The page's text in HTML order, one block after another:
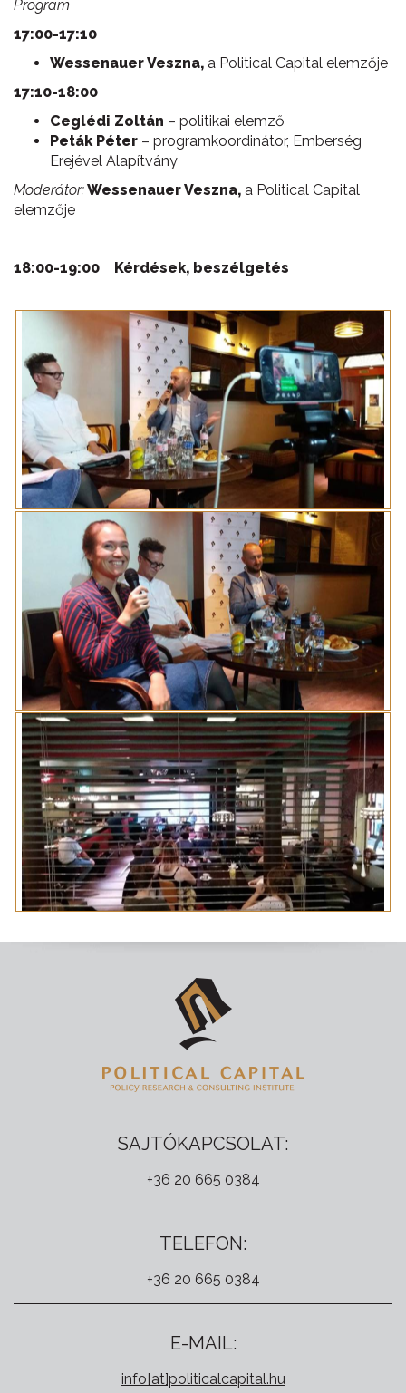
Program
17:00-17:10
Wessenauer Veszna, a Political Capital elemzője
17:10-18:00
Ceglédi Zoltán – politikai elemző
Peták Péter – programkoordinátor, Emberség
Erejével Alapítvány
Moderátor:Wessenauer Veszna, a Political Capital
elemzője
18:00-19:00 Kérdések, beszélgetés
SAJTÓKAPCSOLAT:
+36 20 665 0384
TELEFON:
+36 20 665 0384
E-MAIL:
info[at]politicalcapital.hu